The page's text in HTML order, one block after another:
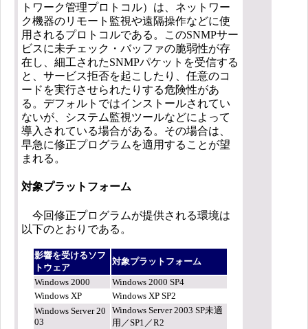
トワーク管理プロトコル）は、ネットワー
ク機器のリモート監視や遠隔操作などに使
用されるプロトコルである。このSNMPサー
ビスに未チェック・バッファの脆弱性が存
在し、細工されたSNMPパケットを受信する
と、サービス拒否を起こしたり、任意のコ
ードを実行させられたりする危険性があ
る。デフォルトではインストールされてい
ないが、システム監視ツールなどによって
導入されている場合がある。その場合は、
早急に修正プログラムを適用することが望
まれる。
対象プラットフォーム
今回修正プログラムが提供される環境は
以下のとおりである。
影響を受けるソフ
トウェア
対象プラットフォーム
Windows 2000
Windows 2000 SP4
Windows XP
Windows XP SP2
Windows Server 20
03
Windows Server 2003 SP未適
用／SP1／R2